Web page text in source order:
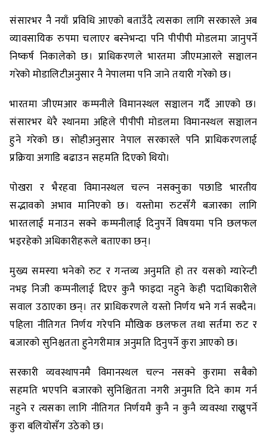
संसारभर नै नयाँ प्रविधि आएको बताउँदै त्यसका लागि सरकारले अब
व्यावसायिक रुपमा चलाएर बस्नेभन्दा पनि पीपीपी मोडलमा जानुपर्ने
निष्कर्ष निकालेको छ। प्राधिकरणले भारतमा जीएमआरले सञ्चालन
गरेको मोडालिटीअनुसार नै नेपालमा पनि जाने तयारी गरेको छ।
भारतमा जीएमआर कम्पनीले विमानस्थल सञ्चालन गर्दै आएको छ।
संसारभर धेरै स्थानमा अहिले पीपीपी मोडलमा विमानस्थल सञ्चालन
हुने गरेको छ। सोहीअनुसार नेपाल सरकारले पनि प्राधिकरणलाई
प्रक्रिया अगाडि बढाउन सहमति दिएको थियो।
पोखरा र भैरहवा विमानस्थल चल्न नसक्नुका पछाडि भारतीय
सद्भावको अभाव मानिएको छ। यस्तोमा रुटसँगै बजारका लागि
भारतलाई मनाउन सक्ने कम्पनीलाई दिनुपर्ने विषयमा पनि छलफल
भइरहेको अधिकारीहरूले बताएका छन्।
मुख्य समस्या भनेको रुट र गन्तव्य अनुमति हो तर यसको ग्यारेन्टी
नभइ निजी कम्पनीलाई दिएर कुनै फाइदा नहुने केही पदाधिकारीले
सवाल उठाएका छन्। तर प्राधिकरणले यस्तो निर्णय भने गर्न सक्दैन।
पहिला नीतिगत निर्णय गरेपनि मौखिक छलफल तथा सर्तमा रुट र
बजारको सुनिश्चतता हुनेगरीमात्र अनुमति दिनुपर्ने कुरा आएको छ।
सरकारी व्यवस्थापनमै विमानस्थल चल्न नसक्ने कुरामा सबैको
सहमति भएपनि बजारको सुनिश्चितता नगरी अनुमति दिने काम गर्न
नहुने र त्यसका लागि नीतिगत निर्णयमै कुनै न कुनै व्यवस्था राख्नुपर्ने
कुरा बलियोसँग उठेको छ।